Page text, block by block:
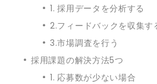
1. 採用データを分析する
2.フィードバックを収集す
3.市場調査を行う
採用課題の解決方法5つ
1. 応募数が少ない場合